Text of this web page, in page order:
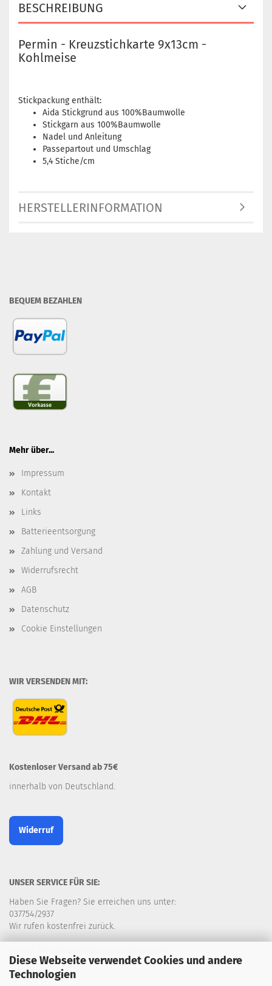
Diese Webseite verwendet Cookies und andere
Technologien
BESCHREIBUNG
Permin - Kreuzstichkarte 9x13cm -
Kohlmeise
Stickpackung enthält:
Aida Stickgrund aus 100%Baumwolle
Stickgarn aus 100%Baumwolle
Nadel und Anleitung
Passepartout und Umschlag
5,4 Stiche/cm
HERSTELLERINFORMATION
BEQUEM BEZAHLEN
Mehr über...
Impressum
Kontakt
Links
Batterieentsorgung
Zahlung und Versand
Widerrufsrecht
AGB
Datenschutz
Cookie Einstellungen
WIR VERSENDEN MIT:
Kostenloser Versand ab 75€
innerhalb von Deutschland.
Widerruf
UNSER SERVICE FÜR SIE:
Haben Sie Fragen? Sie erreichen uns unter:
037754/2937
Wir rufen kostenfrei zurück.